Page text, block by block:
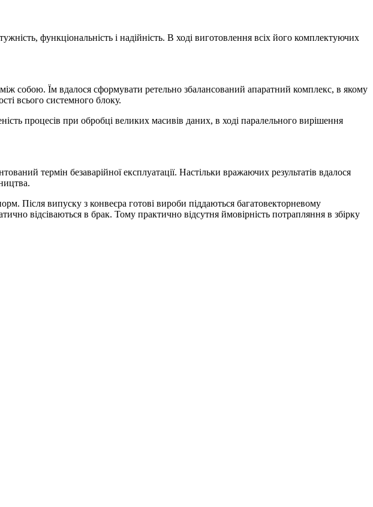
функціональність і надійність. В ході виготовлення всіх його комплектуючих
собою. Їм вдалося сформувати ретельно збалансований апаратний комплекс, в якому
всього системного блоку.
процесів при обробці великих масивів даних, в ході паралельного вирішення
термін безаварійної експлуатації. Настільки вражаючих результатів вдалося
Після випуску з конвеєра готові вироби піддаються багатовекторневому
відсіваються в брак. Тому практично відсутня ймовірність потрапляння в збірку